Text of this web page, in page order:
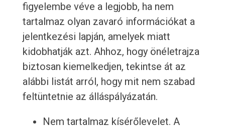
figyelembe véve a legjobb, ha nem
tartalmaz olyan zavaró információkat a
jelentkezési lapján, amelyek miatt
kidobhatják azt. Ahhoz, hogy önéletrajza
biztosan kiemelkedjen, tekintse át az
alábbi listát arról, hogy mit nem szabad
feltüntetnie az álláspályázatán.
Nem tartalmaz kísérőlevelet. A